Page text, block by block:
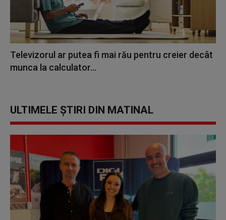
Televizorul ar putea fi mai rău pentru creier decât
munca la calculator...
ULTIMELE ȘTIRI DIN MATINAL